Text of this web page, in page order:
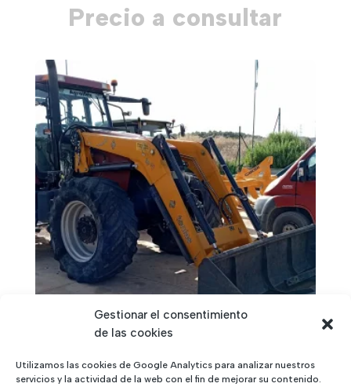
Gestionar el consentimiento
de las cookies
Utilizamos las cookies de Google Analytics para analizar nuestros
servicios y la actividad de la web con el fin de mejorar su contenido.
Precio a consultar
Case MAXXUM 190